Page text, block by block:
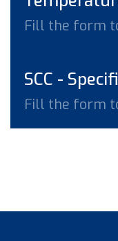
Fill the form
SCC -
Fill the form